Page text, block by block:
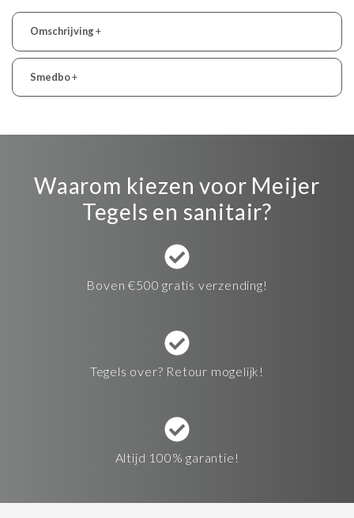
Omschrijving+
Smedbo+
Waarom kiezen voor Meijer
Tegels en sanitair?
Boven €500 gratis verzending!
Tegels over? Retour mogelijk!
Altijd 100% garantie!